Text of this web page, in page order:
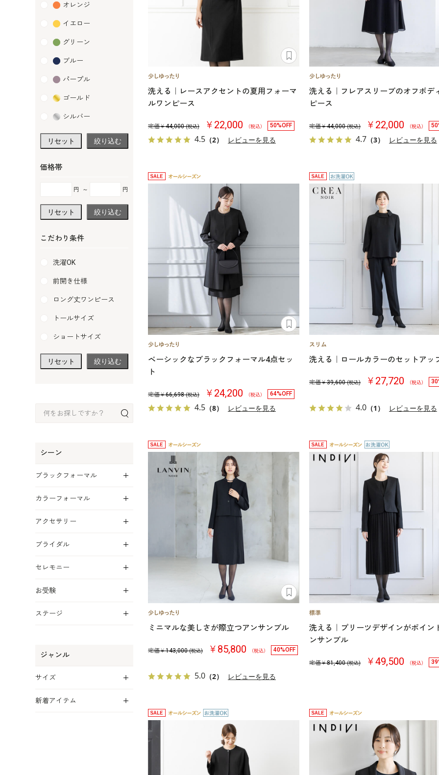
洗える｜レースアクセントの夏用フォーマ
ルワンピース
定価￥44,000 (税込) ￥22,000 （税込） 50%OFF
4.5 （2） レビューを見る
洗える｜フレアスリーブのオフボデ
ピース
定価￥44,000 (税込) ￥22,000 （税込）
4.7（3） レビューを見る
ベーシックなブラックフォーマル4点セッ
ト
定価￥66,698 (税込) ￥24,200 （税込） 64%OFF
4.5 （8） レビューを見る
洗える｜ロールカラーのセットアッ
定価￥39,600 (税込) ￥27,720 （税込）
4.0（1） レビューを見る
ミニマルな美しさが際立つアンサンブル
定価￥143,000 (税込) ￥85,800 （税込） 40%OFF
5.0 （2） レビューを見る
洗える｜プリーツデザインがポイン
ンサンブル
定価￥81,400 (税込) ￥49,500 （税込）
オレンジ
イエロー
グリーン
ブルー
パープル
ゴールド
シルバー
リセット 絞り込む
価格帯
円 ～ 円
リセット 絞り込む
こだわり条件
洗濯OK
前開き仕様
ロング丈ワンピース
トールサイズ
ショートサイズ
リセット 絞り込む
シーン
ブラックフォーマル
カラーフォーマル
アクセサリー
ブライダル
セレモニー
お受験
ステージ
ジャンル
サイズ
新着アイテム